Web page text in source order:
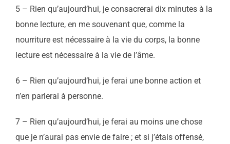
5 – Rien qu’aujourd’hui, je consacrerai dix minutes à la
bonne lecture, en me souvenant que, comme la
nourriture est nécessaire à la vie du corps, la bonne
lecture est nécessaire à la vie de l’âme.
6 – Rien qu’aujourd’hui, je ferai une bonne action et
n’en parlerai à personne.
7 – Rien qu’aujourd’hui, je ferai au moins une chose
que je n’aurai pas envie de faire ; et si j’étais offensé,